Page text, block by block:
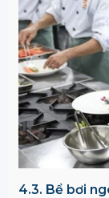
4.3. Bể bơi